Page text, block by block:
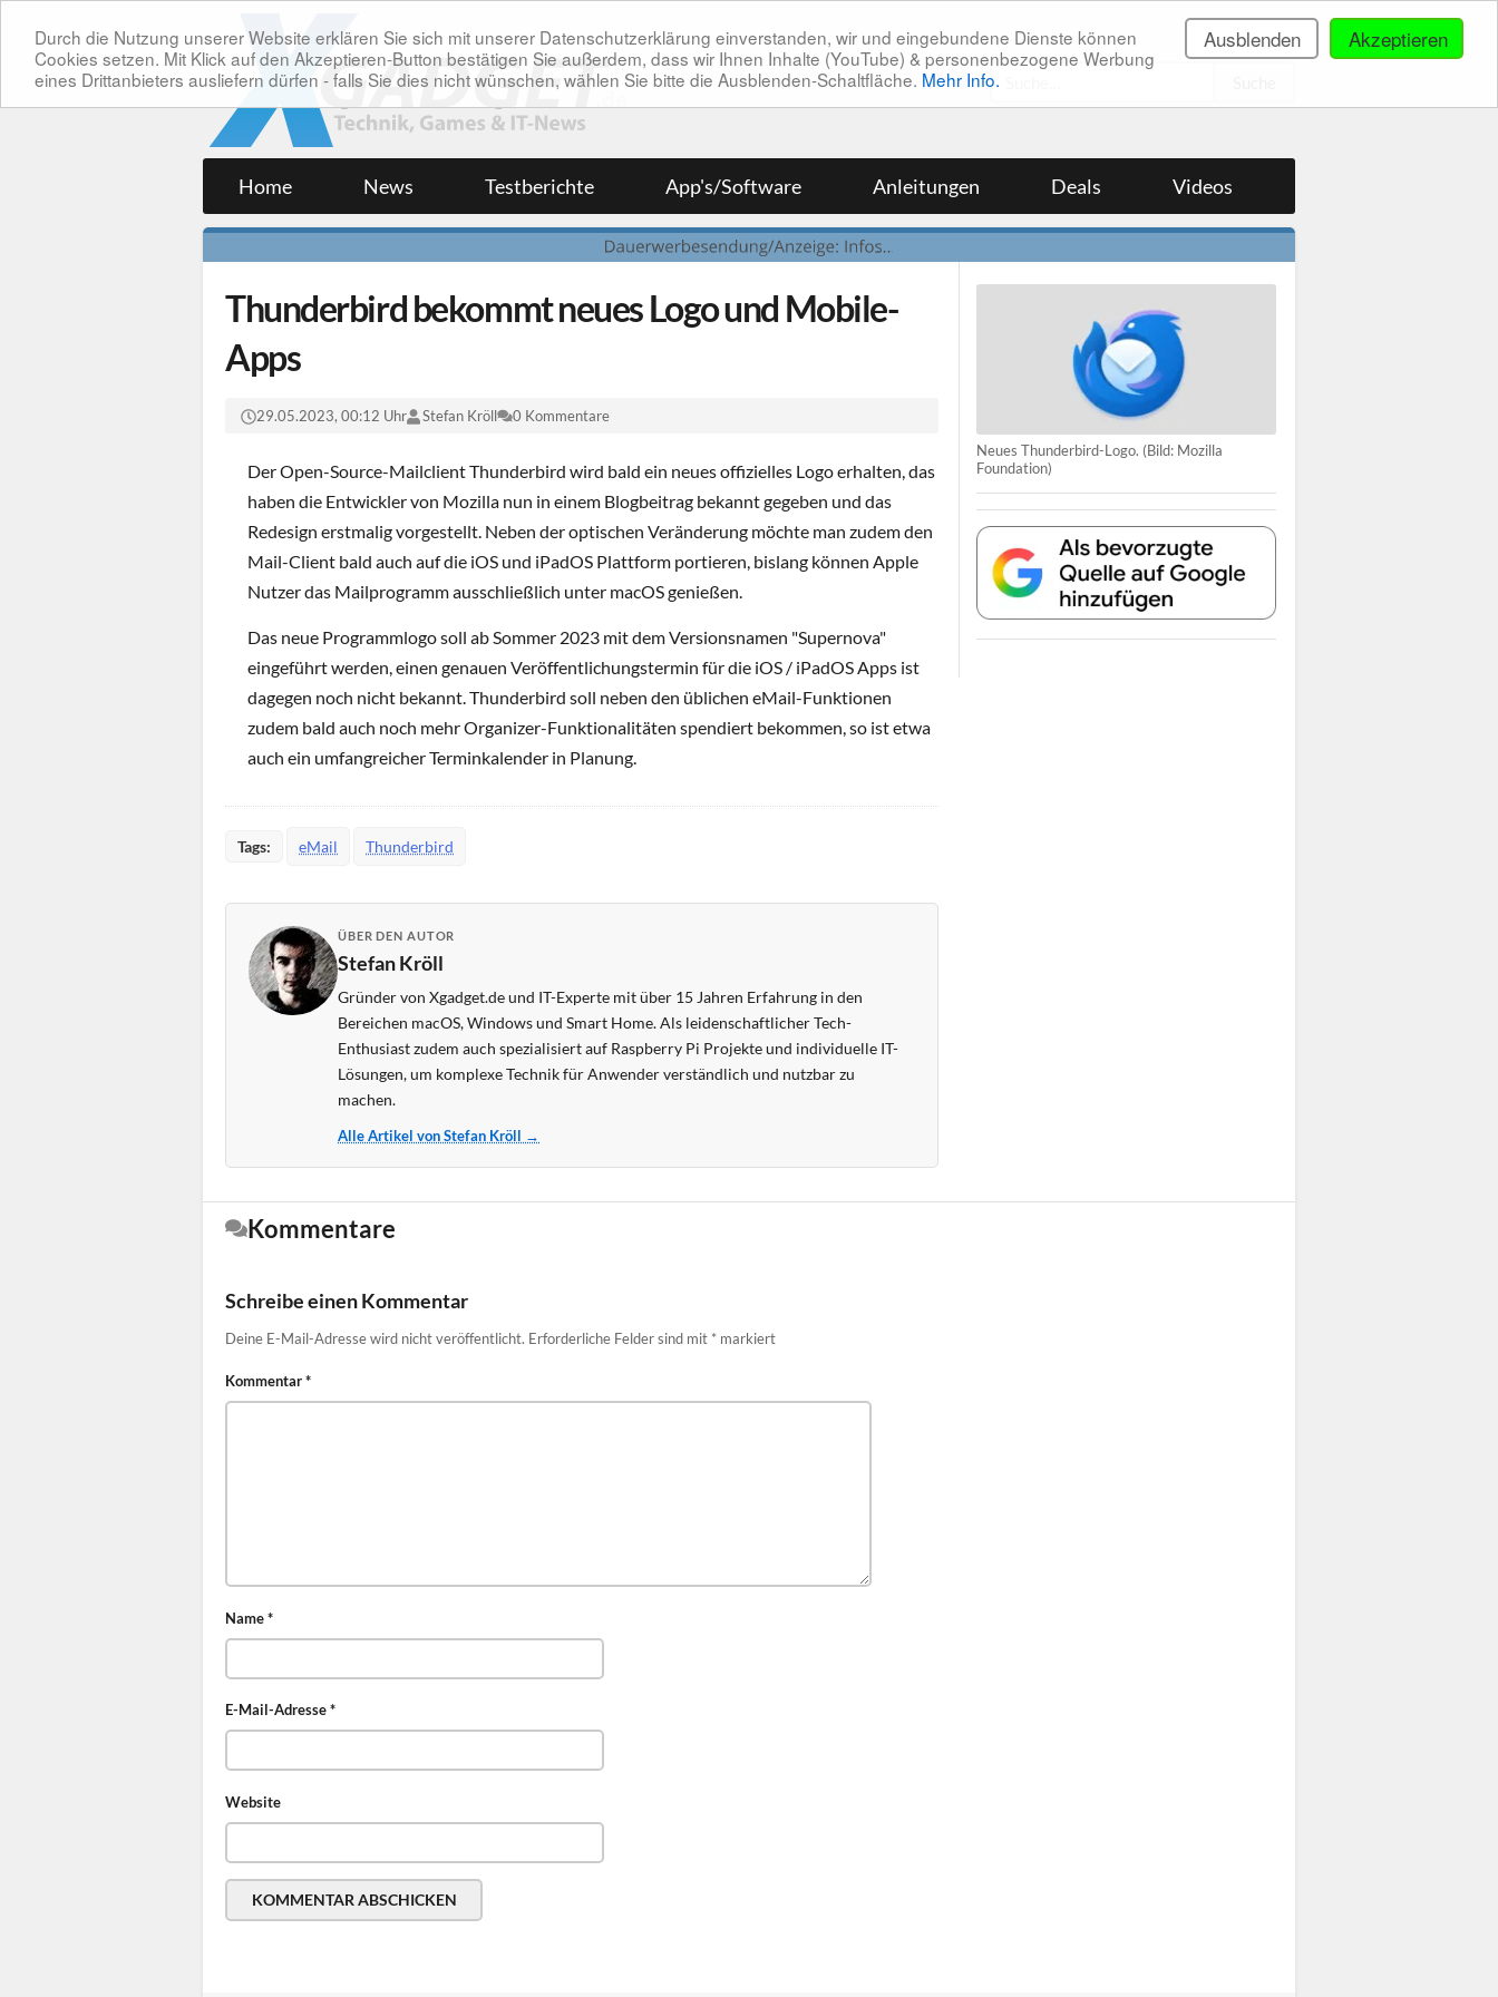
Akzeptieren
Ausblenden
Durch die Nutzung unserer Website erklären Sie sich mit unserer Datenschutzerklärung einverstanden, wir und eingebundene Dienste können
Cookies setzen. Mit Klick auf den Akzeptieren-Button bestätigen Sie außerdem, dass wir Ihnen Inhalte (YouTube) & personenbezogene Werbung
eines Drittanbieters ausliefern dürfen - falls Sie dies nicht wünschen, wählen Sie bitte die Ausblenden-Schaltfläche. Mehr Info.
Home News Testberichte App's/Software Anleitungen Deals Videos
Thunderbird bekommt neues Logo und Mobile-
Apps
29.05.2023, 00:12 Uhr Stefan Kröll 0 Kommentare
Der Open-Source-Mailclient Thunderbird wird bald ein neues offizielles Logo erhalten, das
haben die Entwickler von Mozilla nun in einem Blogbeitrag bekannt gegeben und das
Redesign erstmalig vorgestellt. Neben der optischen Veränderung möchte man zudem den
Mail-Client bald auch auf die iOS und iPadOS Plattform portieren, bislang können Apple
Nutzer das Mailprogramm ausschließlich unter macOS genießen.
Das neue Programmlogo soll ab Sommer 2023 mit dem Versionsnamen "Supernova"
eingeführt werden, einen genauen Veröffentlichungstermin für die iOS / iPadOS Apps ist
dagegen noch nicht bekannt. Thunderbird soll neben den üblichen eMail-Funktionen
zudem bald auch noch mehr Organizer-Funktionalitäten spendiert bekommen, so ist etwa
auch ein umfangreicher Terminkalender in Planung.
Tags: eMail Thunderbird
ÜBER DEN AUTOR
Stefan Kröll
Gründer von Xgadget.de und IT-Experte mit über 15 Jahren Erfahrung in den
Bereichen macOS, Windows und Smart Home. Als leidenschaftlicher Tech-
Enthusiast zudem auch spezialisiert auf Raspberry Pi Projekte und individuelle IT-
Lösungen, um komplexe Technik für Anwender verständlich und nutzbar zu
machen.
Alle Artikel von Stefan Kröll →
Neues Thunderbird-Logo. (Bild: Mozilla
Foundation)
Kommentare
Schreibe einen Kommentar
Deine E-Mail-Adresse wird nicht veröffentlicht. Erforderliche Felder sind mit * markiert
Kommentar*
Name*
E-Mail-Adresse*
Website